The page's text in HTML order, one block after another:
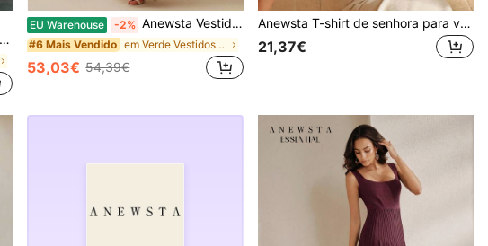
EU Warehouse -2% Anewsta Vestido longo elegante de verão para mulher, sem mangas, com decote halter, cintura franzida, efeito emagrecedor, bainha ondulada brilhante, saia volumosa, verde, adequado para banquete, festa e convívio
#6 Mais Vendido em Verde Vestidos compridos até ao chão
53,03€ 54,39€
Anewsta T-shirt de senhora para verão, minimalista, elegante, casual, para deslocações, com estampado floral, patchwork de renda e manga assimétrica
21,37€